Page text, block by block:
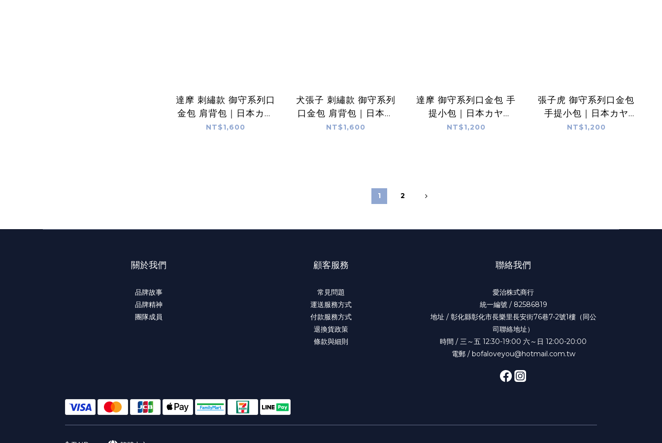
達摩 刺繡款 御守系列口
金包 肩背包｜日本カヤ
KAYA
NT$1,600
犬張子 刺繡款 御守系列
口金包 肩背包｜日本カ
ヤ KAYA
NT$1,600
達摩 御守系列口金包 手
提小包｜日本カヤ
KAYA
NT$1,200
張子虎 御守系列口金包
手提小包｜日本カヤ
KAYA
NT$1,200
1 2
關於我們
品牌故事
品牌精神
團隊成員
顧客服務
常見問題
運送服務方式
付款服務方式
退換貨政策
條款與細則
聯絡我們
愛治株式商行
統一編號 / 82586819
地址 / 彰化縣彰化市長樂里長安街76巷7-2號1樓（同公
司聯絡地址）
時間 / 三～五 12:30-19:00 六～日 12:00-20:00
電郵 / bofaloveyou@hotmail.com.tw